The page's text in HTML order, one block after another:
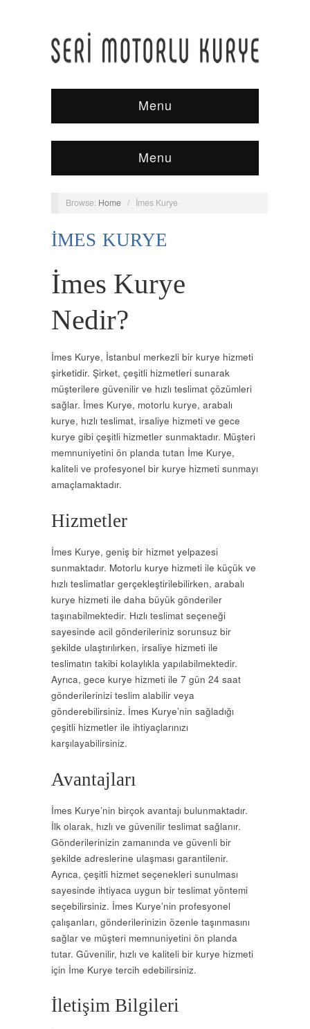
Menu
Menu
Browse: Home / İmes Kurye
İMES KURYE
İmes Kurye
Nedir?
İmes Kurye, İstanbul merkezli bir kurye hizmeti
şirketidir. Şirket, çeşitli hizmetleri sunarak
müşterilere güvenilir ve hızlı teslimat çözümleri
sağlar. İmes Kurye, motorlu kurye, arabalı
kurye, hızlı teslimat, irsaliye hizmeti ve gece
kurye gibi çeşitli hizmetler sunmaktadır. Müşteri
memnuniyetini ön planda tutan İme Kurye,
kaliteli ve profesyonel bir kurye hizmeti sunmayı
amaçlamaktadır.
Hizmetler
İmes Kurye, geniş bir hizmet yelpazesi
sunmaktadır. Motorlu kurye hizmeti ile küçük ve
hızlı teslimatlar gerçekleştirilebilirken, arabalı
kurye hizmeti ile daha büyük gönderiler
taşınabilmektedir. Hızlı teslimat seçeneği
sayesinde acil gönderileriniz sorunsuz bir
şekilde ulaştırılırken, irsaliye hizmeti ile
teslimatın takibi kolaylıkla yapılabilmektedir.
Ayrıca, gece kurye hizmeti ile 7 gün 24 saat
gönderilerinizi teslim alabilir veya
gönderebilirsiniz. İmes Kurye’nin sağladığı
çeşitli hizmetler ile ihtiyaçlarınızı
karşılayabilirsiniz.
Avantajları
İmes Kurye’nin birçok avantajı bulunmaktadır.
İlk olarak, hızlı ve güvenilir teslimat sağlanır.
Gönderilerinizin zamanında ve güvenli bir
şekilde adreslerine ulaşması garantilenir.
Ayrıca, çeşitli hizmet seçenekleri sunulması
sayesinde ihtiyaca uygun bir teslimat yöntemi
seçebilirsiniz. İmes Kurye’nin profesyonel
çalışanları, gönderilerinizin özenle taşınmasını
sağlar ve müşteri memnuniyetini ön planda
tutar. Güvenilir, hızlı ve kaliteli bir kurye hizmeti
için İme Kurye tercih edebilirsiniz.
İletişim Bilgileri